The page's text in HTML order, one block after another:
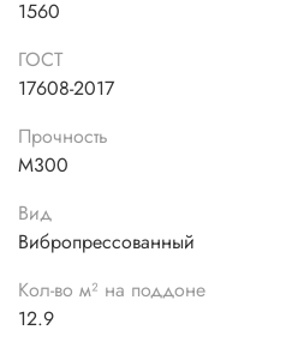
1560
ГОСТ
17608-2017
Прочность
М300
Вид
Вибропрессованный
Кол-во м² на поддоне
12.9